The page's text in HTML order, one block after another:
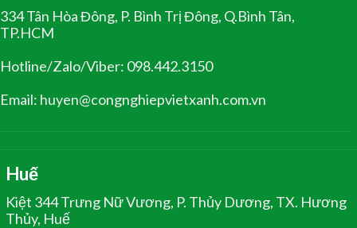
334 Tân Hòa Đông, P. Bình Trị Đông, Q.Bình Tân,
TP.HCM
Hotline/Zalo/Viber: 098.442.3150
Email: huyen@congnghiepvietxanh.com.vn
Huế
Kiệt 344 Trưng Nữ Vương, P. Thủy Dương, TX. Hương
Thủy, Huế